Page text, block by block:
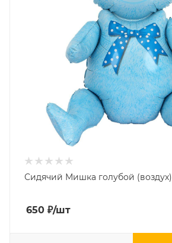
Сидячий Мишка голубой (воздух)
650 ₽/шт